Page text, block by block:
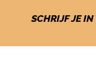
SCHRIJF JE